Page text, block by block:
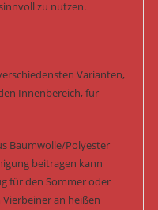
zu nutzen.
Varianten,
Innenbereich, für
Baumwolle/Polyester
beitragen kann
für den Sommer oder
an heißen